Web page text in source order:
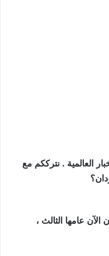
الأخبار العالمية . نترككم مع
عامها الثالث ،